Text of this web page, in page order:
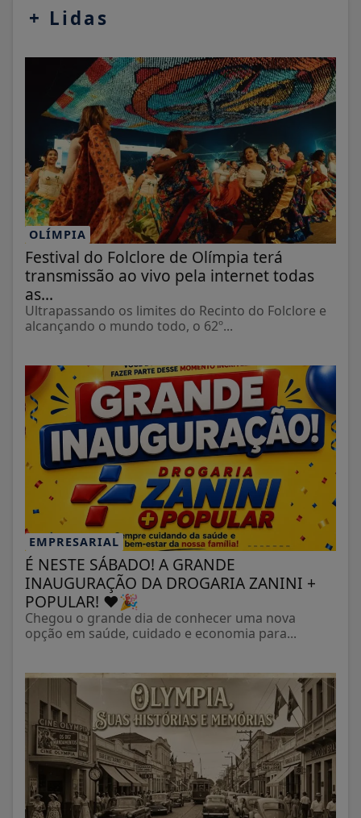
+ Lidas
OLÍMPIA
Festival do Folclore de Olímpia terá
transmissão ao vivo pela internet todas
as...
Ultrapassando os limites do Recinto do Folclore e
alcançando o mundo todo, o 62º...
EMPRESARIAL
É NESTE SÁBADO! A GRANDE
INAUGURAÇÃO DA DROGARIA ZANINI +
POPULAR! ❤️🎉
Chegou o grande dia de conhecer uma nova
opção em saúde, cuidado e economia para...